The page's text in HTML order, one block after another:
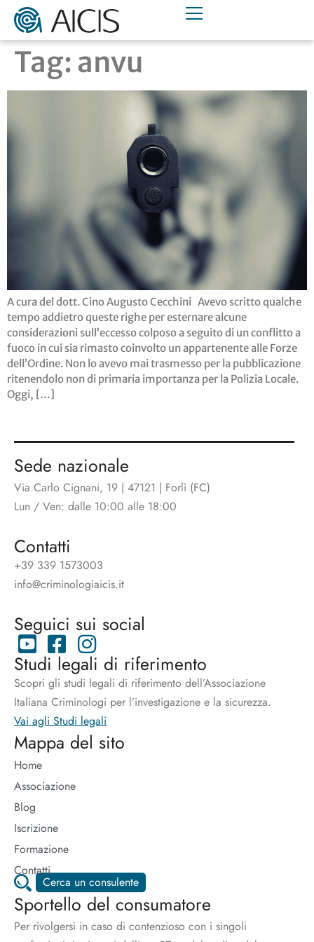
Tag: anvu
A cura del dott. Cino Augusto Cecchini Avevo scritto qualche
tempo addietro queste righe per esternare alcune
considerazioni sull’eccesso colposo a seguito di un conflitto a
fuoco in cui sia rimasto coinvolto un appartenente alle Forze
dell’Ordine. Non lo avevo mai trasmesso per la pubblicazione
ritenendolo non di primaria importanza per la Polizia Locale.
Oggi, […]
Sede nazionale
Via Carlo Cignani, 19 | 47121 | Forlì (FC)
Lun / Ven: dalle 10:00 alle 18:00
Contatti
+39 339 1573003
info@criminologiaicis.it
Seguici sui social
Studi legali di riferimento
Scopri gli studi legali di riferimento dell’Associazione
Italiana Criminologi per l’investigazione e la sicurezza.
Vai agli Studi legali
Mappa del sito
Home
Associazione
Blog
Iscrizione
Formazione
Contatti
Cerca un consulente
Sportello del consumatore
Per rivolgersi in caso di contenzioso con i singoli